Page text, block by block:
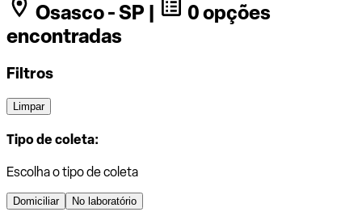
Osasco - SP |
0 opções
encontradas
Filtros
Limpar
Tipo de coleta:
Escolha o tipo de coleta
Domiciliar No laboratório